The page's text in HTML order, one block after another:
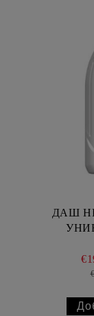
ДАШ